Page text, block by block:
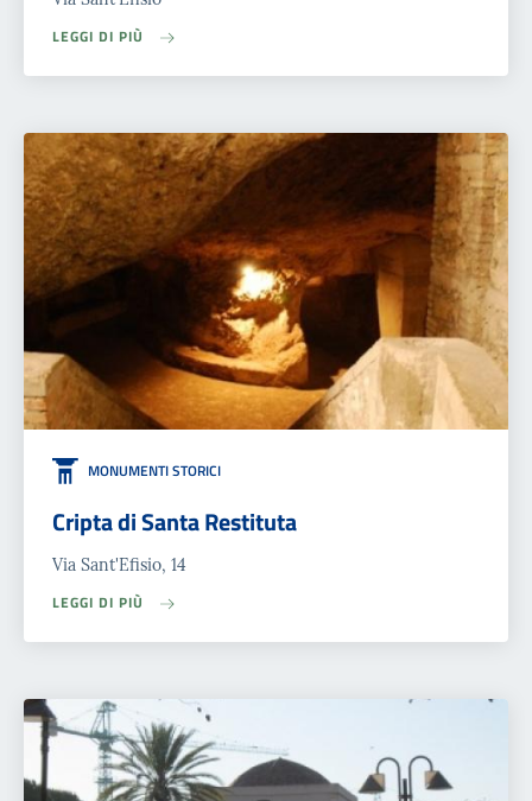
LEGGI DI PIÙ
MONUMENTI STORICI
Cripta di Santa Restituta
Via Sant'Efisio, 14
LEGGI DI PIÙ